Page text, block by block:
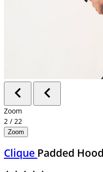
Zoom
2 / 22
Zoom
Clique Padded